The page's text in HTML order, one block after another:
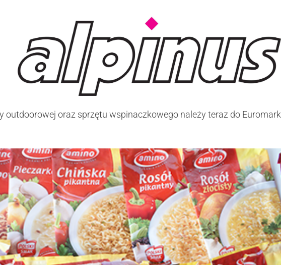
outdoorowej oraz sprzętu wspinaczkowego należy teraz do Euromark